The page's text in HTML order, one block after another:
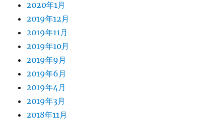
2020年1月
2019年12月
2019年11月
2019年10月
2019年9月
2019年6月
2019年4月
2019年3月
2018年11月